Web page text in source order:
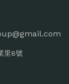
里8號